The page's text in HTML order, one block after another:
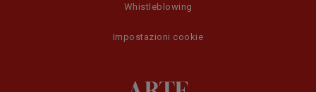
Whistleblowing
Impostazioni cookie